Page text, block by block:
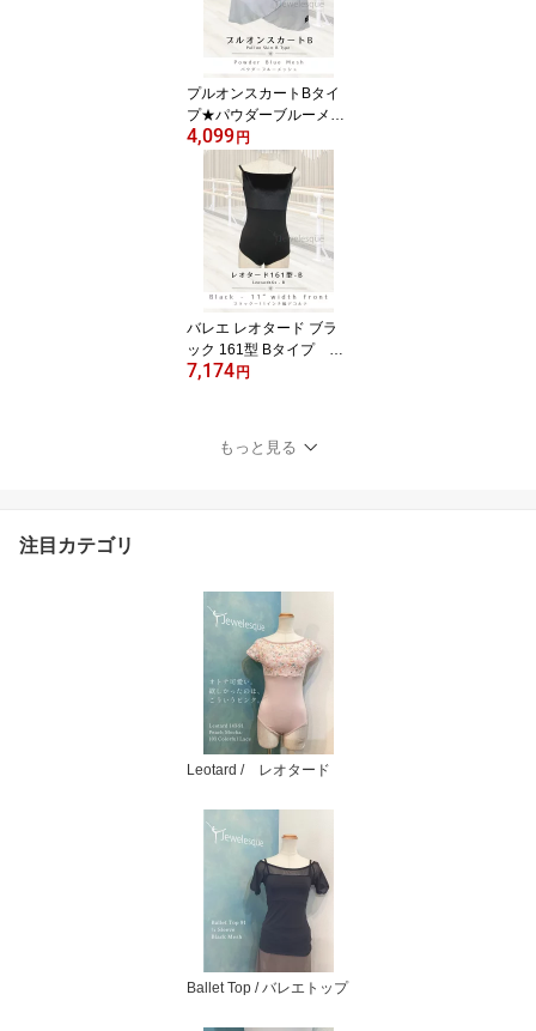
プルオンスカートBタイ
プ★パウダーブルーメッ
シュJewelesqueオリジ
ナルpull-on-b-powderblu
emesh
4,099 円
バレエ レオタード ブラ
ック 161型 Bタイプ デ
コルテ11インチ幅 ジ
7,174 円
もっと見る
注目カテゴリ
Leotard / レオタード
Ballet Top / バレエトップ